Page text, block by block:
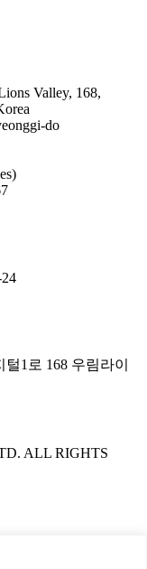
Valley, 168,
do
1로 168 우림라이
ALL RIGHTS